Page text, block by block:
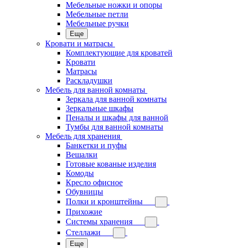
Мебельные ножки и опоры
Мебельные петли
Мебельные ручки
Еще
Кровати и матрасы
Комплектующие для кроватей
Кровати
Матрасы
Раскладушки
Мебель для ванной комнаты
Зеркала для ванной комнаты
Зеркальные шкафы
Пеналы и шкафы для ванной
Тумбы для ванной комнаты
Мебель для хранения
Банкетки и пуфы
Вешалки
Готовые кованые изделия
Комоды
Кресло офисное
Обувницы
Полки и кронштейны
Прихожие
Системы хранения
Стеллажи
Еще